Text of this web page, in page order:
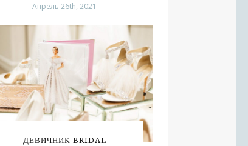
Апрель 26th, 2021
ДЕВИЧНИК BRIDAL